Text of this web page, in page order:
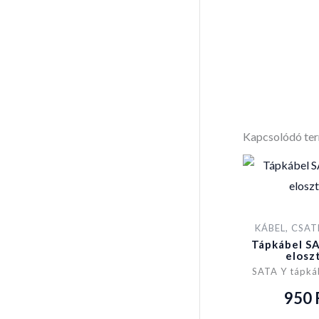
Kapcsolódó
KÁBEL,
Tápkábel
SATA Y
950